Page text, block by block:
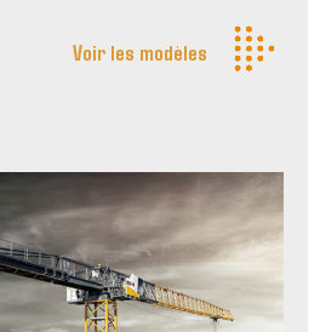
Voir les modèles